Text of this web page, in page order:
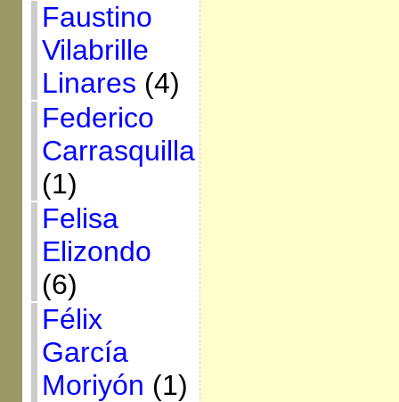
Faustino
Vilabrille
Linares (4)
Federico
Carrasquilla
(1)
Felisa
Elizondo
(6)
Félix
García
Moriyón (1)